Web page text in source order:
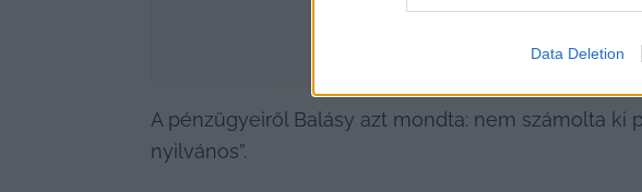
Data Deletion
A pénzügyeiről Balásy azt mondta: nem számolta
nyilvános”.